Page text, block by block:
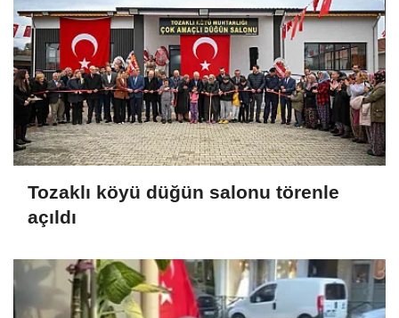
Tozaklı köyü düğün salonu törenle
açıldı